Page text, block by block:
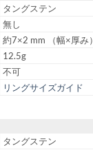
タングステン
無し
約7×2 mm （幅×厚み）
12.5g
不可
リングサイズガイド
タングステン